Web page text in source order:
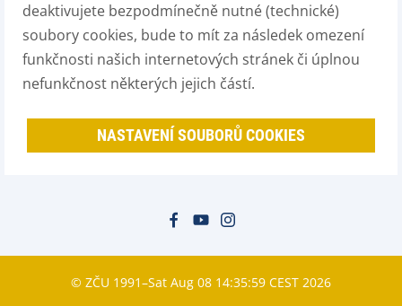
deaktivujete bezpodmínečně nutné (technické)
soubory cookies, bude to mít za následek omezení
funkčnosti našich internetových stránek či úplnou
nefunkčnost některých jejich částí.
NASTAVENÍ SOUBORŮ COOKIES
© ZČU 1991–Sat Aug 08 14:35:59 CEST 2026